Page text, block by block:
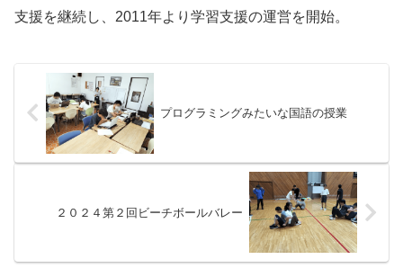
支援を継続し、2011年より学習支援の運営を開始。
プログラミングみたいな国語の授業
２０２４第２回ビーチボールバレー